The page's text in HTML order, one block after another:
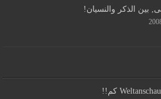
بين الذكر والنسيان!